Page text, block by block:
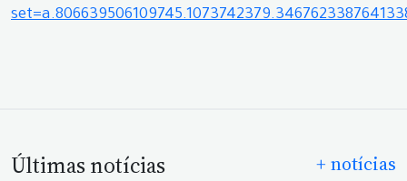
Últimas notícias + notícias